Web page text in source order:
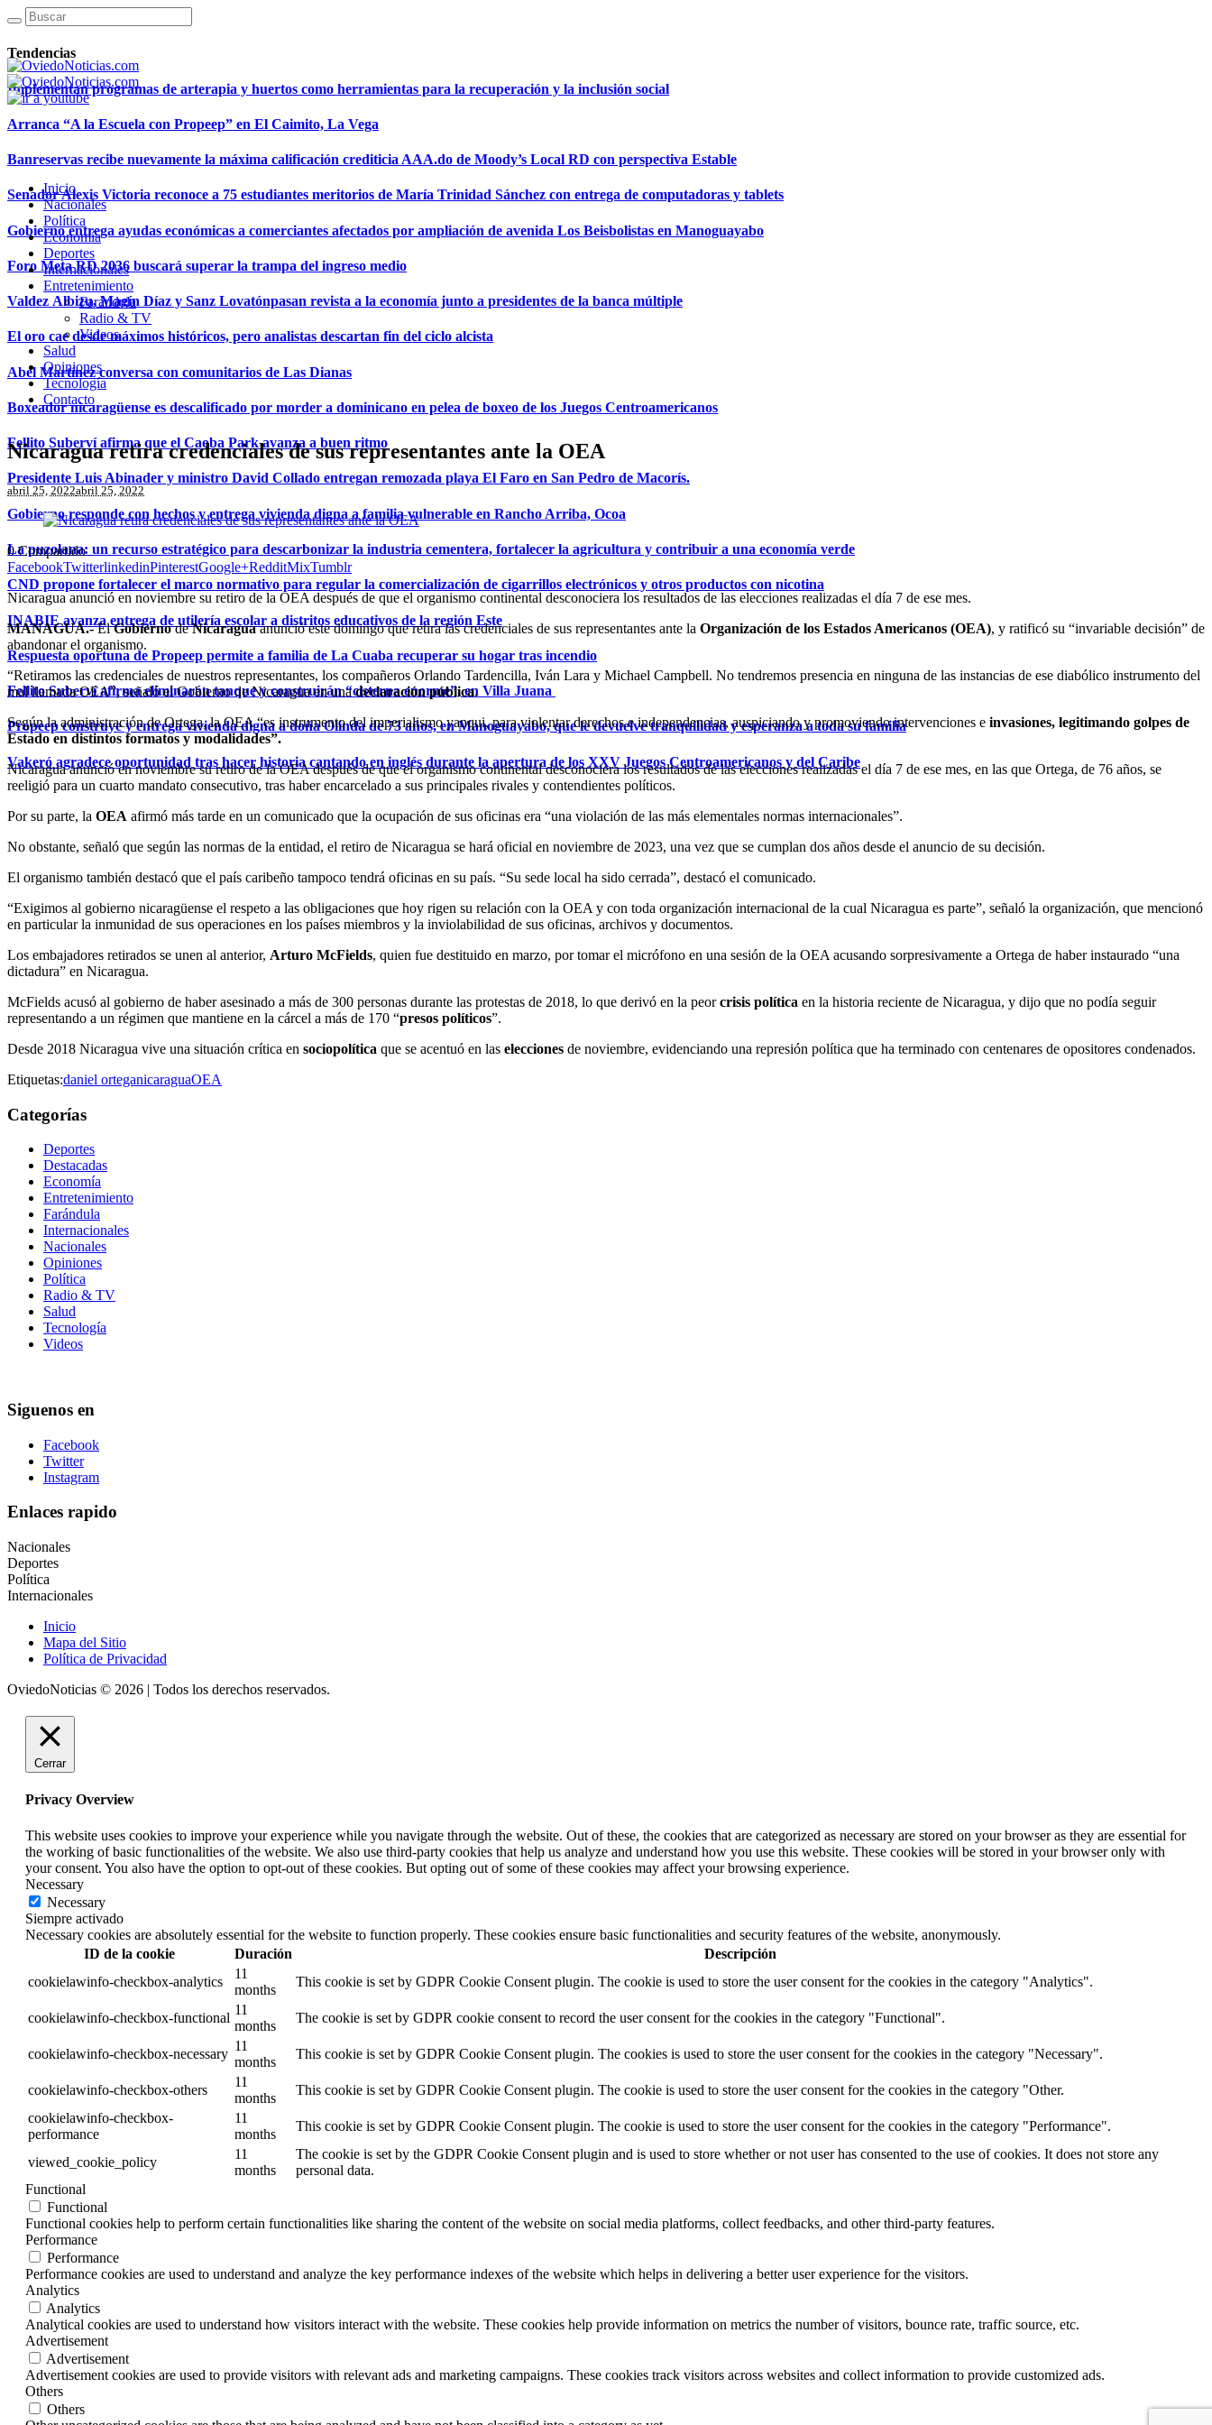
Tendencias
Implementan programas de arterapia y huertos como herramientas para la recuperación y la inclusión social
Arranca “A la Escuela con Propeep” en El Caimito, La Vega
Banreservas recibe nuevamente la máxima calificación crediticia AAA.do de Moody’s Local RD con perspectiva Estable
Senador Alexis Victoria reconoce a 75 estudiantes meritorios de María Trinidad Sánchez con entrega de computadoras y tablets
Gobierno entrega ayudas económicas a comerciantes afectados por ampliación de avenida Los Beisbolistas en Manoguayabo
Foro Meta RD 2036 buscará superar la trampa del ingreso medio
Valdez Albizu, Magín Díaz y Sanz Lovatónpasan revista a la economía junto a presidentes de la banca múltiple
El oro cae desde máximos históricos, pero analistas descartan fin del ciclo alcista
Abel Martínez conversa con comunitarios de Las Dianas
Boxeador nicaragüense es descalificado por morder a dominicano en pelea de boxeo de los Juegos Centroamericanos
Fellito Suberví afirma que el Caoba Park avanza a buen ritmo
Presidente Luis Abinader y ministro David Collado entregan remozada playa El Faro en San Pedro de Macorís.
Gobierno responde con hechos y entrega vivienda digna a familia vulnerable en Rancho Arriba, Ocoa
La puzolana: un recurso estratégico para descarbonizar la industria cementera, fortalecer la agricultura y contribuir a una economía verde
CND propone fortalecer el marco normativo para regular la comercialización de cigarrillos electrónicos y otros productos con nicotina
INABIE avanza entrega de utilería escolar a distritos educativos de la región Este
Respuesta oportuna de Propeep permite a familia de La Cuaba recuperar su hogar tras incendio
Fellito Suberví afirma eliminarán tanque y construirán “cisterna enorme”, en Villa Juana
Propeep construye y entrega vivienda digna a doña Olinda de 73 años, en Manoguayabo, que le devuelve tranquilidad y esperanza a toda su familia
Vakeró agradece oportunidad tras hacer historia cantando en inglés durante la apertura de los XXV Juegos Centroamericanos y del Caribe
Inicio
Nacionales
Política
Economía
Deportes
Internacionales
Entretenimiento
Farándula
Radio & TV
Videos
Salud
Opiniones
Tecnología
Contacto
Nicaragua retira credenciales de sus representantes ante la OEA
abril 25, 2022abril 25, 2022
0Compartido
FacebookTwitterlinkedinPinterestGoogle+RedditMixTumblr
Nicaragua anunció en noviembre su retiro de la OEA después de que el organismo continental desconociera los resultados de las elecciones realizadas el día 7 de ese mes.
MANAGUA.-ElGobiernodeNicaraguaanunció este domingo que retira las credenciales de sus representantes ante la Organización de los Estados Americanos (OEA), y ratificó su “invariable decisión” de
abandonar el organismo.
“Retiramos las credenciales de nuestros representantes, los compañeros Orlando Tardencilla, Iván Lara y Michael Campbell. No tendremos presencia en ninguna de las instancias de ese diabólico instrumento del
mal llamada OEA”, señaló el Gobierno de Nicaragua en unadeclaración pública.
Según la administración de Ortega, la OEA “es instrumento del imperialismo yanqui, para violentar derechos e independencias, auspiciando y promoviendo intervenciones e invasiones, legitimando golpes de
Estado en distintos formatos y modalidades”.
Nicaragua anunció en noviembre su retiro de la OEA después de que el organismo continental desconociera los resultados de las elecciones realizadas el día 7 de ese mes, en las que Ortega, de 76 años, se
reeligió para un cuarto mandato consecutivo, tras haber encarcelado a sus principales rivales y contendientes políticos.
Por su parte, la OEA afirmó más tarde en un comunicado que la ocupación de sus oficinas era “una violación de las más elementales normas internacionales”.
No obstante, señaló que según las normas de la entidad, el retiro de Nicaragua se hará oficial en noviembre de 2023, una vez que se cumplan dos años desde el anuncio de su decisión.
El organismo también destacó que el país caribeño tampoco tendrá oficinas en su país. “Su sede local ha sido cerrada”, destacó el comunicado.
“Exigimos al gobierno nicaragüense el respeto a las obligaciones que hoy rigen su relación con la OEA y con toda organización internacional de la cual Nicaragua es parte”, señaló la organización, que mencionó
en particular la inmunidad de sus operaciones en los países miembros y la inviolabilidad de sus oficinas, archivos y documentos.
Los embajadores retirados se unen al anterior, Arturo McFields, quien fue destituido en marzo, por tomar el micrófono en una sesión de la OEA acusando sorpresivamente a Ortega de haber instaurado “una
dictadura” en Nicaragua.
McFields acusó al gobierno de haber asesinado a más de 300 personas durante las protestas de 2018, lo que derivó en la peorcrisis política en la historia reciente de Nicaragua, y dijo que no podía seguir
representando a un régimen que mantiene en la cárcel a más de 170 “presos políticos”.
Desde 2018 Nicaragua vive una situación crítica en sociopolítica que se acentuó en las elecciones de noviembre, evidenciando una represión política que ha terminado con centenares de opositores condenados.
Etiquetas:daniel orteganicaraguaOEA
Categorías
Deportes
Destacadas
Economía
Entretenimiento
Farándula
Internacionales
Nacionales
Opiniones
Política
Radio & TV
Salud
Tecnología
Videos
Siguenos en
Facebook
Twitter
Instagram
Enlaces rapido
Nacionales
Deportes
Política
Internacionales
Inicio
Mapa del Sitio
Política de Privacidad
OviedoNoticias © 2026 | Todos los derechos reservados.
Cerrar
Privacy Overview
This website uses cookies to improve your experience while you navigate through the website. Out of these, the cookies that are categorized as necessary are stored on your browser as they are essential for
the working of basic functionalities of the website. We also use third-party cookies that help us analyze and understand how you use this website. These cookies will be stored in your browser only with
your consent. You also have the option to opt-out of these cookies. But opting out of some of these cookies may affect your browsing experience.
Necessary
Necessary
Siempre activado
Necessary cookies are absolutely essential for the website to function properly. These cookies ensure basic functionalities and security features of the website, anonymously.
ID de la cookie
Duración
Descripción
cookielawinfo-checkbox-analytics
11
months
This cookie is set by GDPR Cookie Consent plugin. The cookie is used to store the user consent for the cookies in the category "Analytics".
cookielawinfo-checkbox-functional
11
months
The cookie is set by GDPR cookie consent to record the user consent for the cookies in the category "Functional".
cookielawinfo-checkbox-necessary
11
months
This cookie is set by GDPR Cookie Consent plugin. The cookies is used to store the user consent for the cookies in the category "Necessary".
cookielawinfo-checkbox-others
11
months
This cookie is set by GDPR Cookie Consent plugin. The cookie is used to store the user consent for the cookies in the category "Other.
cookielawinfo-checkbox-
performance
11
months
This cookie is set by GDPR Cookie Consent plugin. The cookie is used to store the user consent for the cookies in the category "Performance".
viewed_cookie_policy
11
months
The cookie is set by the GDPR Cookie Consent plugin and is used to store whether or not user has consented to the use of cookies. It does not store any
personal data.
Functional
Functional
Functional cookies help to perform certain functionalities like sharing the content of the website on social media platforms, collect feedbacks, and other third-party features.
Performance
Performance
Performance cookies are used to understand and analyze the key performance indexes of the website which helps in delivering a better user experience for the visitors.
Analytics
Analytics
Analytical cookies are used to understand how visitors interact with the website. These cookies help provide information on metrics the number of visitors, bounce rate, traffic source, etc.
Advertisement
Advertisement
Advertisement cookies are used to provide visitors with relevant ads and marketing campaigns. These cookies track visitors across websites and collect information to provide customized ads.
Others
Others